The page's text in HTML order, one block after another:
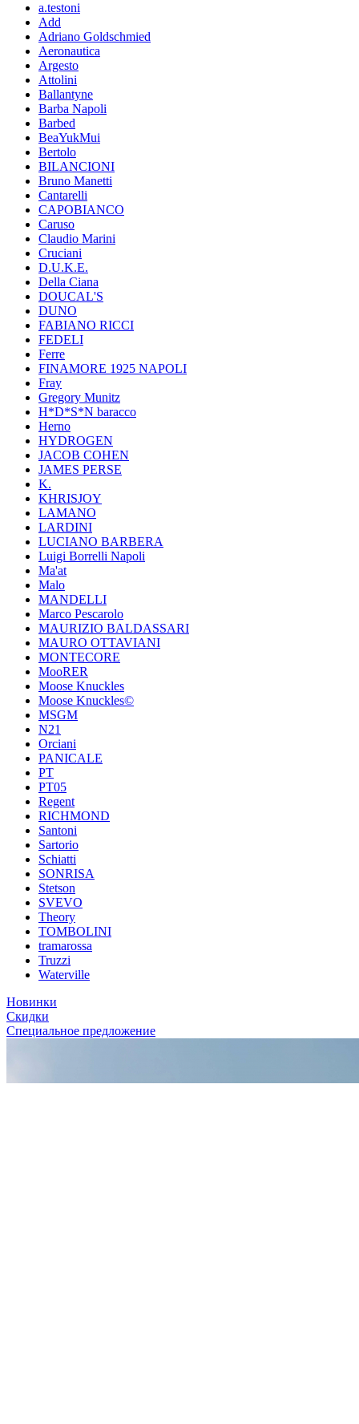
a.testoni
Add
Adriano Goldschmied
Aeronautica
Argesto
Attolini
Ballantyne
Barba Napoli
Barbed
BeaYukMui
Bertolo
BILANCIONI
Bruno Manetti
Cantarelli
CAPOBIANCO
Caruso
Claudio Marini
Cruciani
D.U.K.E.
Della Ciana
DOUCAL'S
DUNO
FABIANO RICCI
FEDELI
Ferre
FINAMORE 1925 NAPOLI
Fray
Gregory Munitz
H*D*S*N baracco
Herno
HYDROGEN
JACOB COHEN
JAMES PERSE
K.
KHRISJOY
LAMANO
LARDINI
LUCIANO BARBERA
Luigi Borrelli Napoli
Ma'at
Malo
MANDELLI
Marco Pescarolo
MAURIZIO BALDASSARI
MAURO OTTAVIANI
MONTECORE
MooRER
Moose Knuckles
Moose Knuckles©️
MSGM
N21
Orciani
PANICALE
PT
PT05
Regent
RICHMOND
Santoni
Sartorio
Schiatti
SONRISA
Stetson
SVEVO
Theory
TOMBOLINI
tramarossa
Truzzi
Waterville
Новинки
Скидки
Специальное предложение